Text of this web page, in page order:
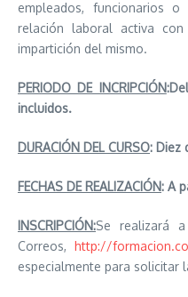
empleados, funcionarios
relación laboral activa
impartición del mismo.
PERIODO DE INCRIPCIÓN:
incluidos.
DURACIÓN DEL CURSO: Diez
FECHAS DE REALIZACIÓN: A
INSCRIPCIÓN:Se realizará
Correos, http://
especialmente para solicitar